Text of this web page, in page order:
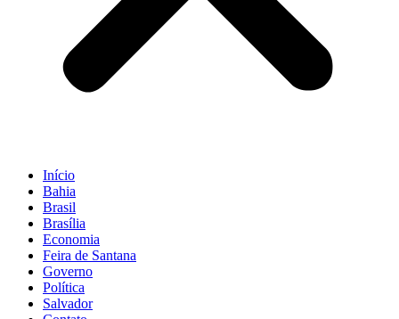
Início
Bahia
Brasil
Brasília
Economia
Feira de Santana
Governo
Política
Salvador